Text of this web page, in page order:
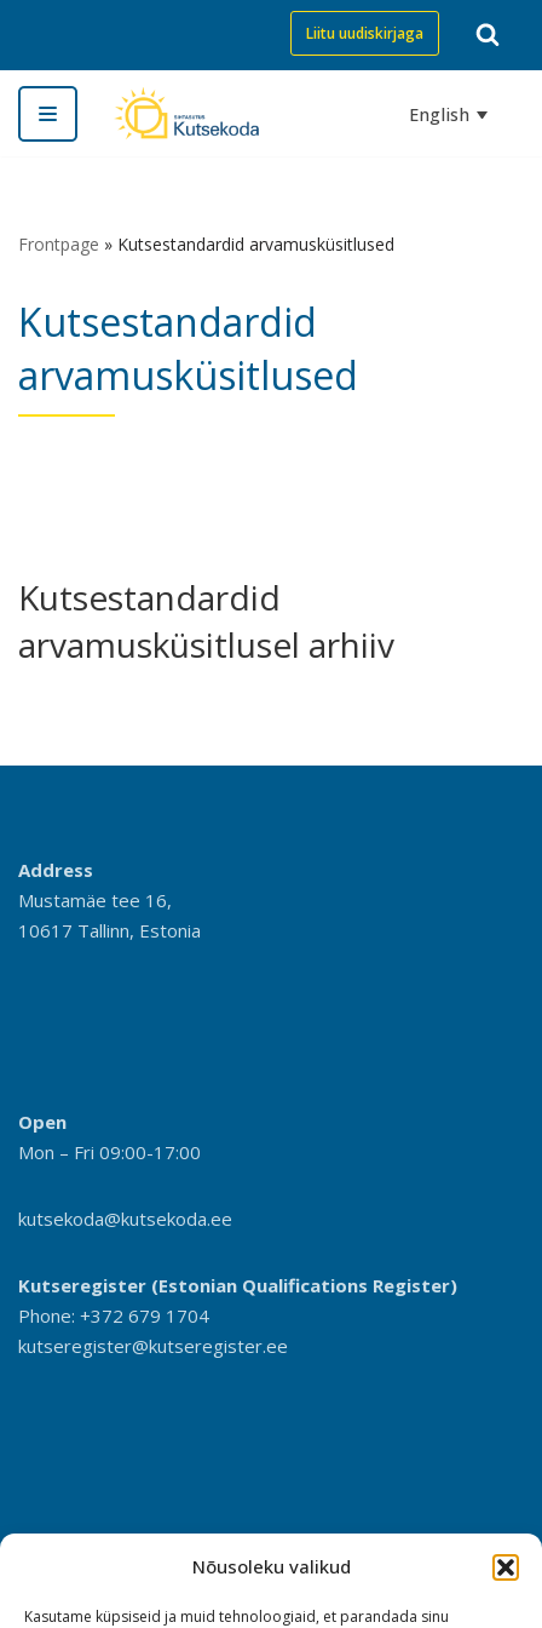
Nõusoleku valikud
Kasutame küpsiseid ja muid tehnoloogiaid, et parandada sinu
Skip
to
content
Liitu uudiskirjaga
English
Frontpage » Kutsestandardid arvamusküsitlused
Kutsestandardid
arvamusküsitlused
Kutsestandardid
arvamusküsitlusel arhiiv
Address
Mustamäe tee 16,
10617 Tallinn, Estonia
Open
Mon – Fri 09:00-17:00
kutsekoda@kutsekoda.ee
Kutseregister (Estonian Qualifications Register)
Phone: +372 679 1704
kutseregister@kutseregister.ee